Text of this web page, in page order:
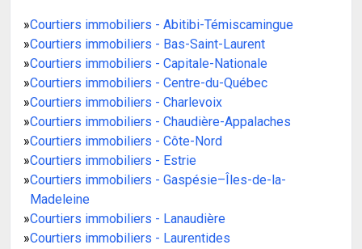
»Courtiers immobiliers - Abitibi-Témiscamingue
»Courtiers immobiliers - Bas-Saint-Laurent
»Courtiers immobiliers - Capitale-Nationale
»Courtiers immobiliers - Centre-du-Québec
»Courtiers immobiliers - Charlevoix
»Courtiers immobiliers - Chaudière-Appalaches
»Courtiers immobiliers - Côte-Nord
»Courtiers immobiliers - Estrie
»Courtiers immobiliers - Gaspésie–Îles-de-la-
Madeleine
»Courtiers immobiliers - Lanaudière
»Courtiers immobiliers - Laurentides